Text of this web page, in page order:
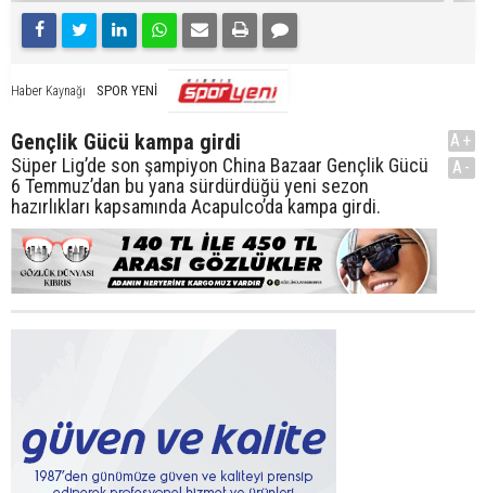
Haber Kaynağı SPOR YENİ
Gençlik Gücü kampa girdi
Süper Lig’de son şampiyon China Bazaar Gençlik Gücü
6 Temmuz’dan bu yana sürdürdüğü yeni sezon
hazırlıkları kapsamında Acapulco’da kampa girdi.
A+
A-